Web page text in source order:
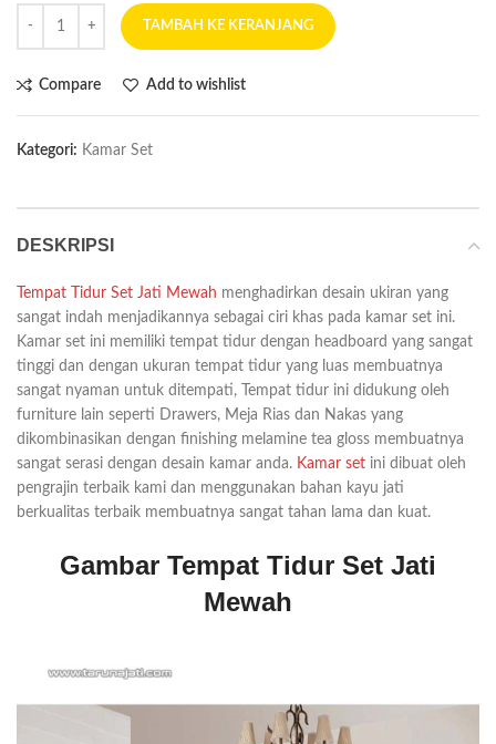
TAMBAH KE KERANJANG
Compare Add to wishlist
Kategori: Kamar Set
DESKRIPSI
Tempat Tidur Set Jati Mewah menghadirkan desain ukiran yang
sangat indah menjadikannya sebagai ciri khas pada kamar set ini.
Kamar set ini memiliki tempat tidur dengan headboard yang sangat
tinggi dan dengan ukuran tempat tidur yang luas membuatnya
sangat nyaman untuk ditempati, Tempat tidur ini didukung oleh
furniture lain seperti Drawers, Meja Rias dan Nakas yang
dikombinasikan dengan finishing melamine tea gloss membuatnya
sangat serasi dengan desain kamar anda. Kamar set ini dibuat oleh
pengrajin terbaik kami dan menggunakan bahan kayu jati
berkualitas terbaik membuatnya sangat tahan lama dan kuat.
Gambar Tempat Tidur Set Jati
Mewah